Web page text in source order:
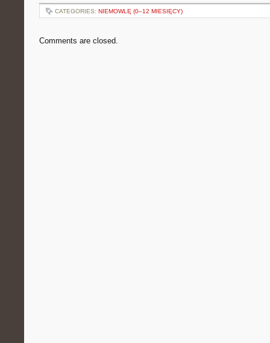
CATEGORIES: NIEMOWLĘ (0–12 MIESIĘCY)
Comments are closed.